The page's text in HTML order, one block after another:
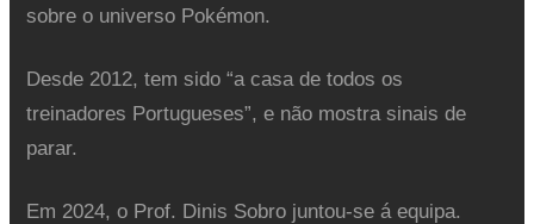
sobre o universo Pokémon.
Desde 2012, tem sido “a casa de todos os
treinadores Portugueses”, e não mostra sinais de
parar.
Em 2024, o Prof. Dinis Sobro juntou-se á equipa.